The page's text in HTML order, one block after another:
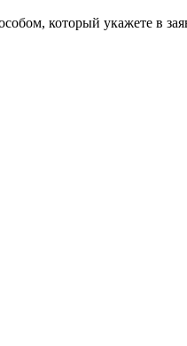
который укажете в